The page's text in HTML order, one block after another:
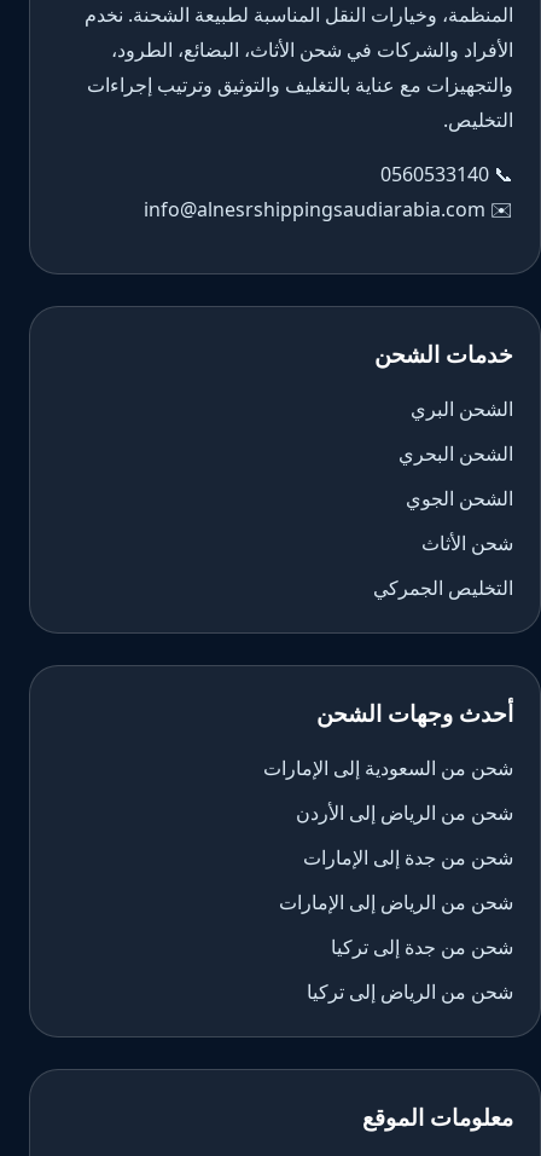
المنظمة، وخيارات النقل المناسبة لطبيعة الشحنة. نخدم
الأفراد والشركات في شحن الأثاث، البضائع، الطرود،
والتجهيزات مع عناية بالتغليف والتوثيق وترتيب إجراءات
التخليص.
📞
0560533140
✉️
info@alnesrshippingsaudiarabia.com
خدمات الشحن
الشحن البري
الشحن البحري
الشحن الجوي
شحن الأثاث
التخليص الجمركي
أحدث وجهات الشحن
شحن من السعودية إلى الإمارات
شحن من الرياض إلى الأردن
شحن من جدة إلى الإمارات
شحن من الرياض إلى الإمارات
شحن من جدة إلى تركيا
شحن من الرياض إلى تركيا
معلومات الموقع